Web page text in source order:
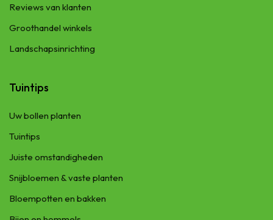
Reviews van klanten
Groothandel winkels
Landschapsinrichting
Tuintips
Uw bollen planten
Tuintips
Juiste omstandigheden
Snijbloemen & vaste planten
Bloempotten en bakken